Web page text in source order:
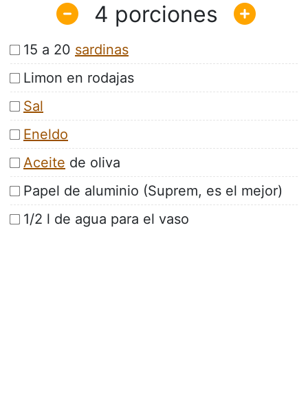
4
15 a 20 sardinas
Limon en rodajas
Sal
Eneldo
Aceite de oliva
Papel de aluminio (Suprem, es el mejor)
1/2 l de agua para el vaso